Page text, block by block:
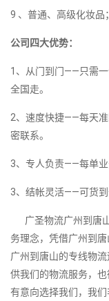
9 、普通、高级化妆
公司四大优势：
1、从门到门——只需
全国走。
2、速度快捷——每天
密联系。
3、专人负责——每单业
3、结帐灵活——可货到
广圣物流广州到唐山
务理念，凭借广州到
广州到唐山的专线物
供我们的物流服务，
有意向选择我们，我